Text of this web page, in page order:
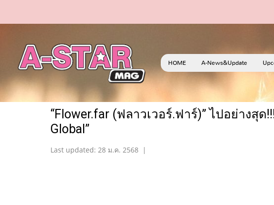
HOME A-News&Update
“Flower.far (ฟลาวเวอร์.ฟาร์)” ไปอย่างสุ
Global”
Last updated: 28 ม.ค. 2568 |